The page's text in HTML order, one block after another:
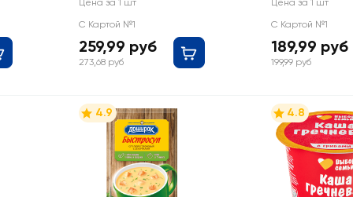
Цена за 1 шт
С Картой №1
259,99 руб
273,68 руб
Цена за 1 шт
С Картой №1
189,99 руб
199,99 руб
4.9 4.8